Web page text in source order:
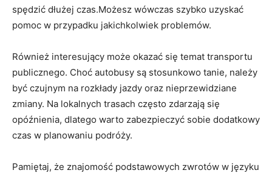
spędzić⁣ dłużej czas.Możesz wówczas szybko uzyskać
pomoc w przypadku jakichkolwiek problemów.
Również interesujący może okazać się⁤ temat transportu
publicznego. Choć autobusy są stosunkowo tanie, należy
być czujnym​ na rozkłady jazdy oraz nieprzewidziane
‌zmiany. Na lokalnych trasach często zdarzają się
opóźnienia, dlatego ‍warto zabezpieczyć sobie dodatkowy
czas w planowaniu podróży.
Pamiętaj, że znajomość podstawowych zwrotów w języku